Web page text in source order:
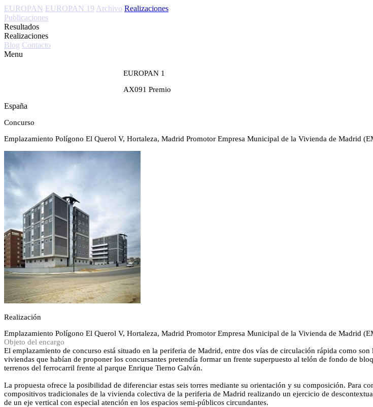
EUROPAN EUROPAN 19 Archivo Realizaciones
Publicaciones
Resultados
Realizaciones
Blog Contacto
Menu
EUROPAN 1
AX091 Premio
España
Concurso
Emplazamiento Polígono El Querol V, Hortaleza, Madrid Promotor Empresa Municipal de la Vivienda de Madrid
Realización
Emplazamiento Polígono El Querol V, Hortaleza, Madrid Promotor Empresa Municipal de la Vivienda de Madrid
Objeto del encargo
El emplazamiento de concurso está situado en la periferia de Madrid, entre dos vías de circulación rápida como
viviendas que habían de proponer los concursantes pretendía formar un frente superpuesto al telón de fondo de
terrenos del ferrocarril frente al parque Enrique Tierno Galván.
La propuesta ofrece la posibilidad de diferenciar estas seis torres mediante su orientación y su composición. Para
compositivos tradicionales de la vivienda colectiva de la periferia de Madrid realizando un ejercicio de
de un eje vertical con especial atención en los espacios semi-públicos circundantes.